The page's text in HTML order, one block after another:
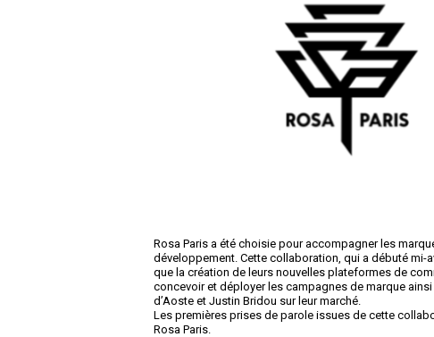
Rosa Paris a été choisie pour accompagner les
développement. Cette collaboration, qui a débuté
que la création de leurs nouvelles plateformes de
concevoir et déployer les campagnes de marque
d’Aoste et Justin Bridou sur leur marché.
Les premières prises de parole issues de cette
Rosa Paris.